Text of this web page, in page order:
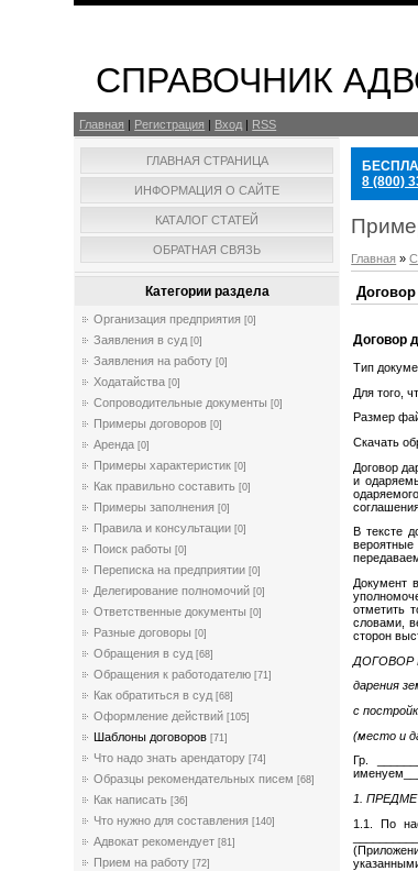
СПРАВОЧНИК
Главная | Регистрация | Вход | RSS
ГЛАВНАЯ СТРАНИЦА
ИНФОРМАЦИЯ О САЙТЕ
КАТАЛОГ СТАТЕЙ
ОБРАТНАЯ СВЯЗЬ
Категории раздела
Организация предприятия [0]
Заявления в суд [0]
Заявления на работу [0]
Ходатайства [0]
Сопроводительные документы [0]
Примеры договоров [0]
Аренда [0]
Примеры характеристик [0]
Как правильно составить [0]
Примеры заполнения [0]
Правила и консультации [0]
Поиск работы [0]
Переписка на предприятии [0]
Делегирование полномочий [0]
Ответственные документы [0]
Разные договоры [0]
Обращения в суд [68]
Обращения к работодателю [71]
Как обратиться в суд [68]
Оформление действий [105]
Шаблоны договоров [71]
Что надо знать арендатору [74]
Образцы рекомендательных писем [68]
Как написать [36]
Что нужно для составления [140]
Адвокат рекомендует [81]
Прием на работу [72]
8 (800)
Главная »
Договор
Договор
Тип
Для того,
Размер
Cкачать
Договор
и
В тексте
Документ
отметить
словами,
сторон
ДОГОВОР
дарения
с
(место и
Гр.
1.
1.1. По